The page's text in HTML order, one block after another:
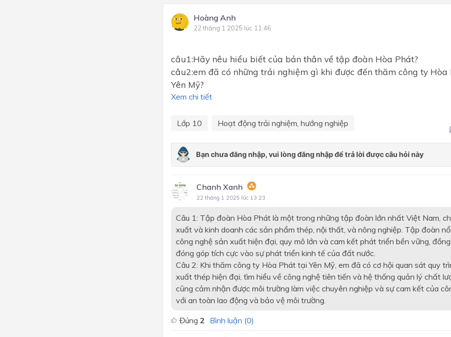
Hoàng Anh
22 tháng 1 2025 lúc 11:46
câu1:Hãy nêu hiểu biết của bản thân về tập đoàn Hòa Phát?
câu2:em đã có những trải nghiệm gì khi được đến thăm công ty Hòa
Yên Mỹ?
Xem chi tiết
Lớp 10 Hoạt động trải nghiệm, hướng nghiệp
Chanh Xanh
22 tháng 1 2025 lúc 13:23
Câu 1: Tập đoàn Hòa Phát là một trong những tập đoàn lớn nhất Việt Nam,
xuất và kinh doanh các sản phẩm thép, nội thất, và nông nghiệp. Tập đoàn
công nghệ sản xuất hiện đại, quy mô lớn và cam kết phát triển bền vững,
đóng góp tích cực vào sự phát triển kinh tế của đất nước.
Câu 2: Khi thăm công ty Hòa Phát tại Yên Mỹ, em đã có cơ hội quan sát quy
xuất thép hiện đại, tìm hiểu về công nghệ tiên tiến và hệ thống quản lý chất
cũng cảm nhận được môi trường làm việc chuyên nghiệp và sự cam kết của
với an toàn lao động và bảo vệ môi trường.
Đúng2 Bình luận (0)